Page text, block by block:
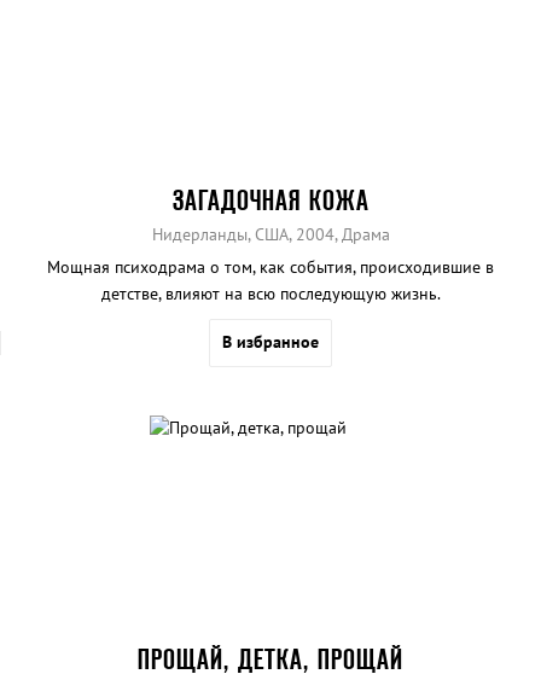
ЗАГАДОЧНАЯ КОЖА
Нидерланды, США, 2004, Драма
Мощная психодрама о том, как события, происходившие в
детстве, влияют на всю последующую жизнь.
В избранное
ПРОЩАЙ, ДЕТКА, ПРОЩАЙ